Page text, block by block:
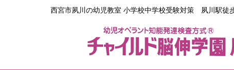
西宮市夙川の幼児教室 小学校中学校受験対策 夙川駅徒